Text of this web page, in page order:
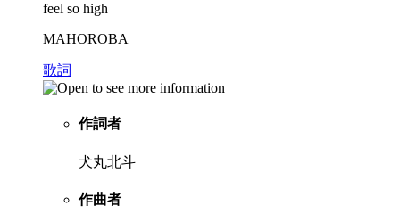
feel so high
MAHOROBA
歌詞
作詞者
犬丸北斗
作曲者